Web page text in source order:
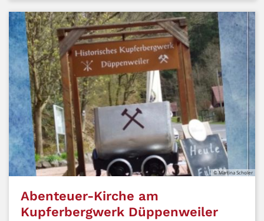
© Martina Scholer
Abenteuer-Kirche am
Kupferbergwerk Düppenweiler